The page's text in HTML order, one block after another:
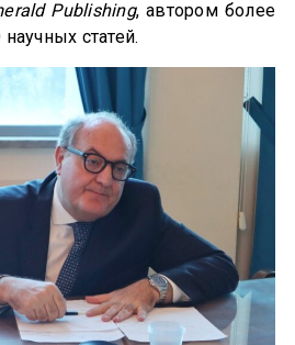
Publishing, автором более
статей.